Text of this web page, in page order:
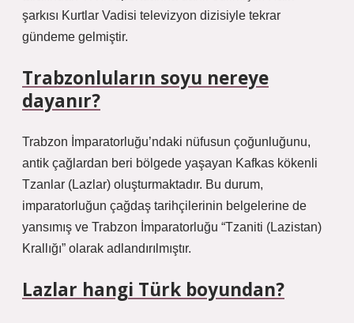
şarkısı Kurtlar Vadisi televizyon dizisiyle tekrar
gündeme gelmiştir.
Trabzonluların soyu nereye
dayanır?
Trabzon İmparatorluğu’ndaki nüfusun çoğunluğunu,
antik çağlardan beri bölgede yaşayan Kafkas kökenli
Tzanlar (Lazlar) oluşturmaktadır. Bu durum,
imparatorluğun çağdaş tarihçilerinin belgelerine de
yansımış ve Trabzon İmparatorluğu “Tzaniti (Lazistan)
Krallığı” olarak adlandırılmıştır.
Lazlar hangi Türk boyundan?